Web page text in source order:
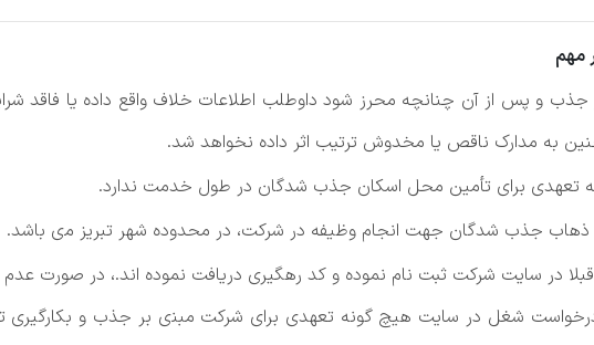
مهم
ﺟﺬب و ﭘﺲ از آن ﭼﻨﺎﻧﭽﻪ ﻣﺤﺮز ﺷﻮد داوﻃﻠﺐ اﻃﻼﻋﺎت ﺧﻼف واﻗﻊ داده ﻳﺎ ﻓﺎﻗﺪ
ﺑﻪ ﻣﺪارک ﻧﺎﻗﺺ ﻳﺎ ﻣﺨﺪوش ﺗﺮﺗﻴﺐ اﺛﺮ داده ﻧﺨﻮاﻫﺪ ﺷﺪ.
ﺗﻌﻬﺪی ﺑﺮای ﺗﺄﻣﻴﻦ ﻣﺤﻞ اﺳﻜﺎن ﺟﺬب ﺷﺪﮔﺎن در ﻃﻮل ﺧﺪﻣﺖ ﻧﺪارد.
ﺟﺬب ﺷﺪﮔﺎن ﺟﻬﺖ اﻧﺠﺎم وﻇﻴﻔﻪ در ﺷﺮﻛﺖ، در ﻣﺤﺪوده ﺷﻬﺮ ﺗﺒﺮﻳﺰ ﻣی ﺑﺎﺷﺪ.
در ﺳﺎﻳﺖ ﺷﺮﻛﺖ ﺛﺒﺖ ﻧﺎم ﻧﻤﻮده و ﻛﺪ رﻫﮕﻴﺮی درﻳﺎﻓﺖ ﻧﻤﻮده اﻧﺪ.، در ﺻﻮرت ﻋﺪم
ﺷﻐﻞ در ﺳﺎﻳﺖ ﻫﻴﭻ ﮔﻮﻧﻪ ﺗﻌﻬﺪی ﺑﺮای ﺷﺮﻛﺖ ﻣﺒﻨی ﺑﺮ ﺟﺬب و ﺑﻜﺎرﮔﻴﺮی